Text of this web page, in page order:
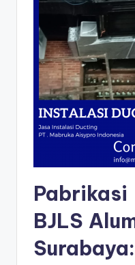
Pabrikasi
BJLS